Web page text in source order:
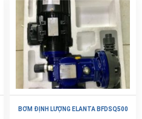
BƠM ĐỊNH LƯỢNG ELANTA BFDSQ500